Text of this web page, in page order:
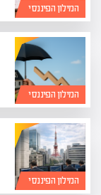
המילון הפיננסי
המילון הפיננסי
המילון הפיננסי